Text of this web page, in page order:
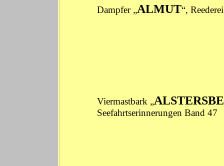
Dampfer „ALMUT“,
Viermastbark „
Seefahrtserinnerungen Band 47